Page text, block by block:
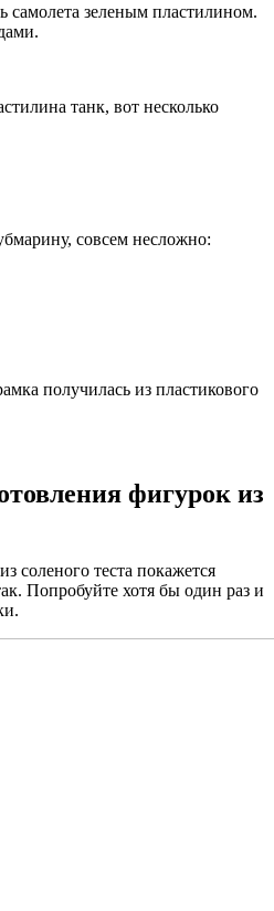
самолета зеленым пластилином.
танк, вот несколько
совсем несложно:
получилась из пластикового
фигурок из
соленого теста покажется
Попробуйте хотя бы один раз и